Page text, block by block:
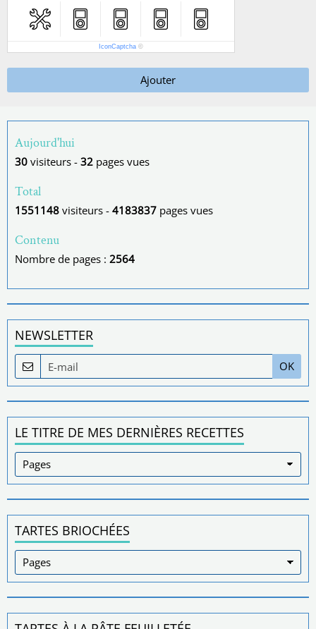
IconCaptcha ©
Ajouter
Aujourd'hui
30 visiteurs - 32 pages vues
Total
1551148 visiteurs - 4183837 pages vues
Contenu
Nombre de pages : 2564
NEWSLETTER
OK
LE TITRE DE MES DERNIÈRES RECETTES
TARTES BRIOCHÉES